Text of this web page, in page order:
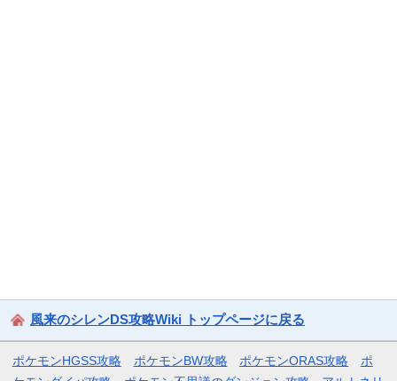
風来のシレンDS攻略Wiki トップページに戻る
ポケモンHGSS攻略 ポケモンBW攻略 ポケモンORAS攻略
ポ